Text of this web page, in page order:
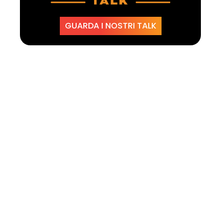
GUARDA I NOSTRI TALK